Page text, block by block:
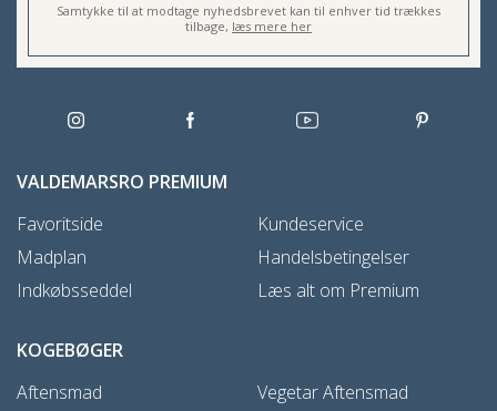
Samtykke til at modtage nyhedsbrevet kan til enhver tid trækkes
tilbage, læs mere her
VALDEMARSRO PREMIUM
Favoritside
Madplan
Indkøbsseddel
Kundeservice
Handelsbetingelser
Læs alt om Premium
KOGEBØGER
Aftensmad
Vegetar Aftensmad